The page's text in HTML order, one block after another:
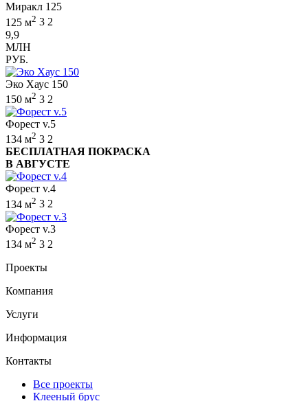
Миракл 125
125 м2 3 2
9,9
МЛН
РУБ.
Эко Хаус 150
150 м2 3 2
Форест v.5
134 м2 3 2
БЕСПЛАТНАЯ ПОКРАСКА
В АВГУСТЕ
Форест v.4
134 м2 3 2
Форест v.3
134 м2 3 2
Проекты
Компания
Услуги
Информация
Контакты
Все проекты
Клееный брус